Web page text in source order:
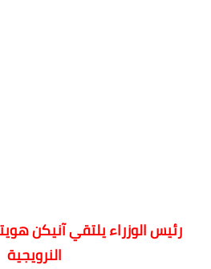
رئيس الوزراء يلتقي آنيكن
النرويجية